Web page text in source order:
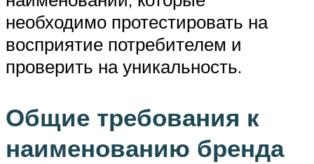
необходимо протестировать на
восприятие потребителем и
проверить на уникальность.
Общие требования к
наименованию бренда